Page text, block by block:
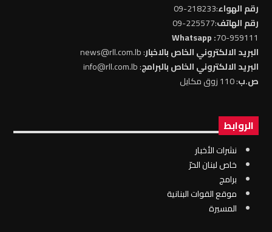
رقم الهواء:218233-09
رقم الهاتف:225577-09
70-959111
: Whatsapp
البريد الالكتروني الخاص بالاخبار: news@rll.com.lb
البريد الالكتروني الخاص بالبرامج: info@rll.com.lb
ص.ب: 110 زوق مكايل
الروابط
نشرات الأخبار
خاص لبنان الحرّ
برامج
موقع القوات البنانية
المسيرة